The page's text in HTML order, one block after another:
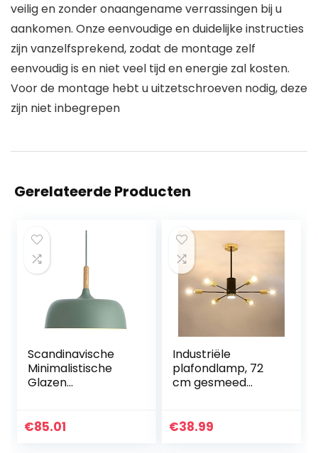
veilig en zonder onaangename verrassingen bij u
aankomen. Onze eenvoudige en duidelijke instructies
zijn vanzelfsprekend, zodat de montage zelf
eenvoudig is en niet veel tijd en energie zal kosten.
Voor de montage hebt u uitzetschroeven nodig, deze
zijn niet inbegrepen
Gerelateerde Producten
Scandinavische
Minimalistische
Glazen
Vintage Metalen
€85.01
Industriële
plafondlamp, 72
cm gesmeed
voor slaapkamer,
€38.99